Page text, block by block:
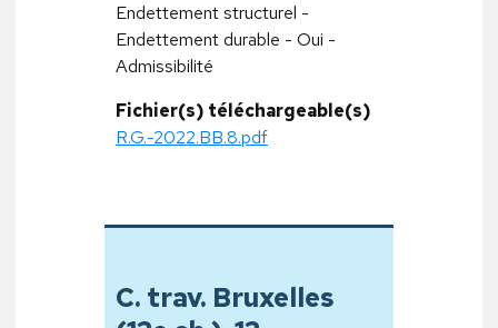
Endettement structurel -
Endettement durable - Oui -
Admissibilité
Fichier(s) téléchargeable(s)
R.G.-2022.BB.8.pdf
C. trav. Bruxelles